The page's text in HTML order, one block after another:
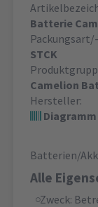
Batterie
STCK
Camelion
Hersteller:
Batterien/
Alle
Zweck: